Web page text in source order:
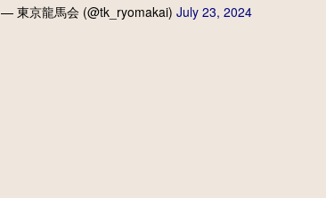
— 東京龍馬会 (@tk_ryomakai) July 23, 2024